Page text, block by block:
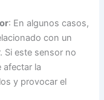
: En algunos casos,
con un
Si este sensor no
afectar la
y provocar el